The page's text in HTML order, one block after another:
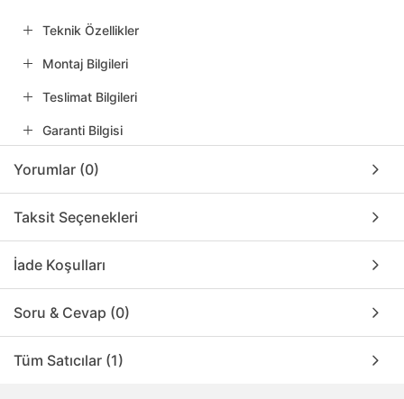
Teknik Özellikler
Montaj Bilgileri
Teslimat Bilgileri
Garanti Bilgisi
Yorumlar (0)
Taksit Seçenekleri
İade Koşulları
Soru & Cevap (0)
Tüm Satıcılar (1)